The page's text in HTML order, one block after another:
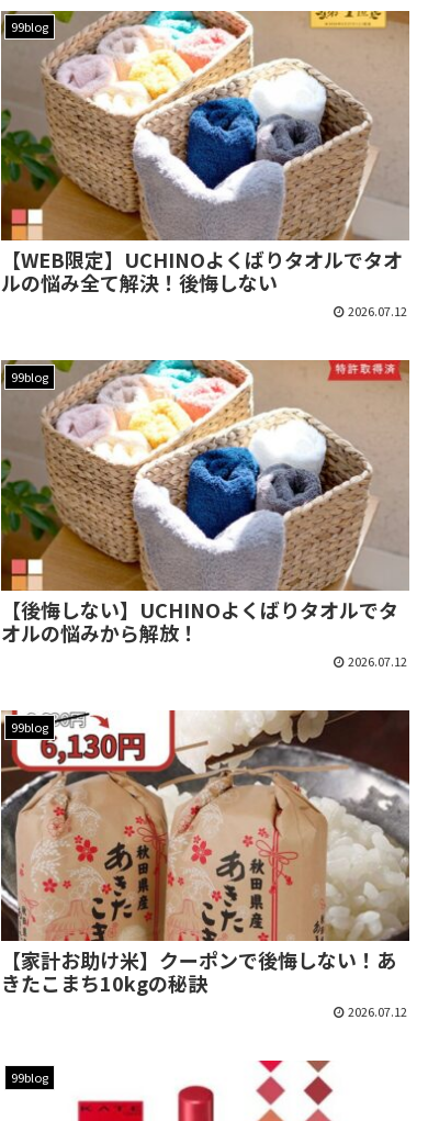
99blog
【WEB限定】UCHINOよくばりタオルでタオ
ルの悩み全て解決！後悔しない
2026.07.12
99blog
【後悔しない】UCHINOよくばりタオルでタ
オルの悩みから解放！
2026.07.12
99blog
【家計お助け米】クーポンで後悔しない！あ
きたこまち10kgの秘訣
2026.07.12
99blog